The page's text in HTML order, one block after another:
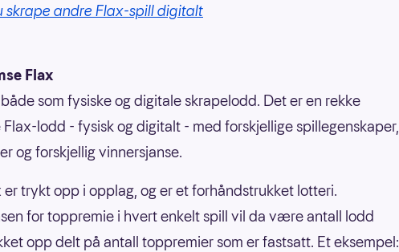
skrape andre Flax-spill digitalt
Flax
som fysiske og digitale skrapelodd. Det er en rekke
lodd - fysisk og digitalt - med forskjellige spillegenskaper,
og forskjellig vinnersjanse.
er trykt opp i opplag, og er et forhåndstrukket lotteri.
for toppremie i hvert enkelt spill vil da være antall lodd
opp delt på antall toppremier som er fastsatt. Et eksempel: